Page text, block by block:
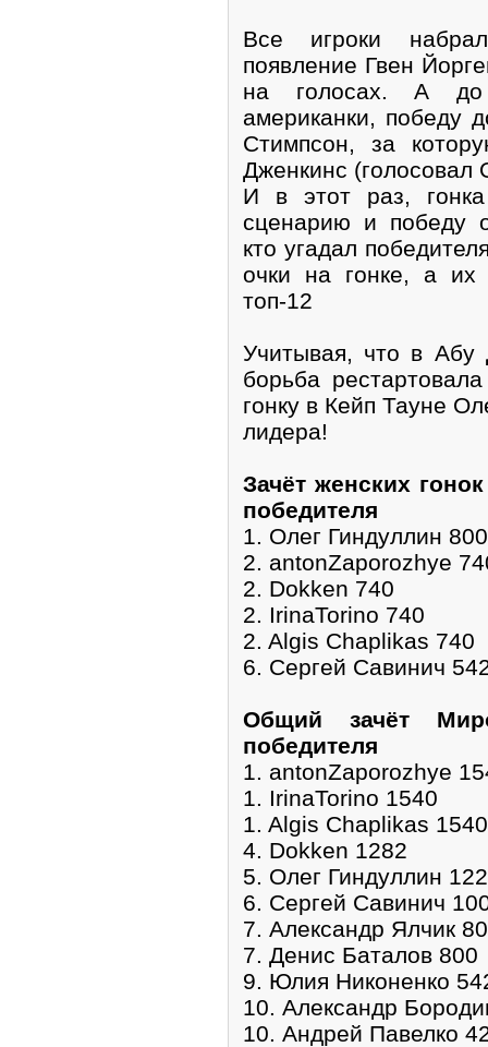
Все игроки
появление Гвен
на голосах. А до
американки, победу
Стимпсон, за
Дженкинс (голосовал
И в этот раз,
сценарию и победу
кто угадал
очки на гонке, а их
топ-12
Учитывая, что в Абу
борьба
гонку в Кейп Тауне
лидера!
Зачёт женских
победителя
1. Олег Гиндуллин 800
2. antonZaporozhye
2. Dokken 740
2. IrinaTorino 740
2. Algis Chaplikas 740
6. Сергей Савинич
Общий зачёт
победителя
1. antonZaporozhye
1. IrinaTorino 1540
1. Algis Chaplikas 1540
4. Dokken 1282
5. Олег Гиндуллин
6. Сергей Савинич
7. Александр Ялчик
7. Денис Баталов 800
9. Юлия Никоненко
10. Александр
10. Андрей Павелко